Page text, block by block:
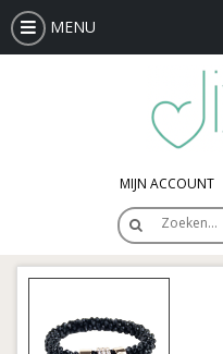
MENU
MIJN ACCOUNT
Zoeken…